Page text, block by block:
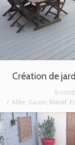
Création de
9
Allée, Gazon, Massif,